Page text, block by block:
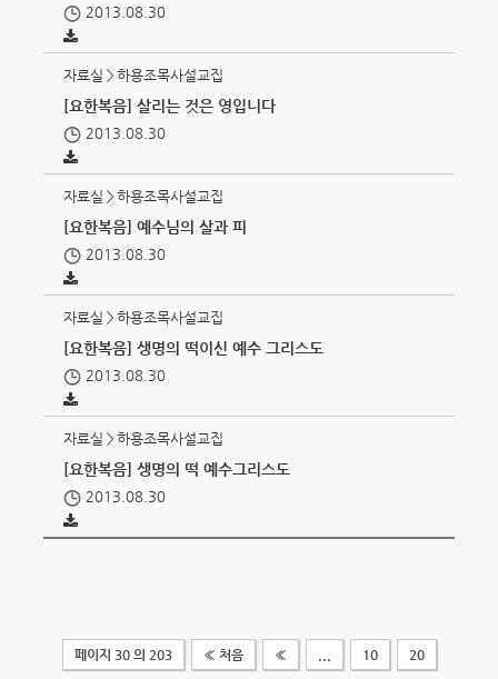
2013.08.30
자료실＞하용조목사설교집
[요한복음] 살리는 것은 영입니다
2013.08.30
자료실＞하용조목사설교집
[요한복음] 예수님의 살과 피
2013.08.30
자료실＞하용조목사설교집
[요한복음] 생명의 떡이신 예수 그리스도
2013.08.30
자료실＞하용조목사설교집
[요한복음] 생명의 떡 예수그리스도
2013.08.30
페이지 30 의 203 « 처음 « 10 20